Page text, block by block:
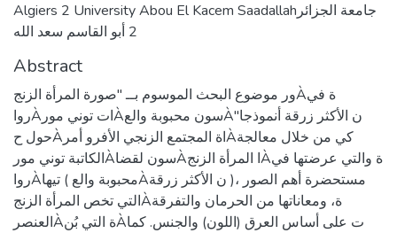
Algiers 2 University Abou El Kacem Saadallahجامعة الجزائر
2 أبو القاسم سعد الله
Abstract
ور موضوع البحث الموسوم بــ "صورة المرأة الزنجÀة في
رواÀات توني مورÀسون محبوبة والعÀن الأكثر زرقة أنموذجا"
حول حÀاة المجتمع الزنجي الأفرو أمرÀكي من خلال معالجة
الكاتبة توني مورÀسون لقضاÀا المرأة الزنجÀة والتي عرضتها في
رواÀتيها ( محبوبة والعÀن الأكثر زرقة )، مستحضرة أهم الصور
التي تخص المرأة الزنجÀة، ومعاناتها من الحرمان والتفرقة
العنصرÀة التي بُنÀت على أساس العرق (اللون) والجنس. كما